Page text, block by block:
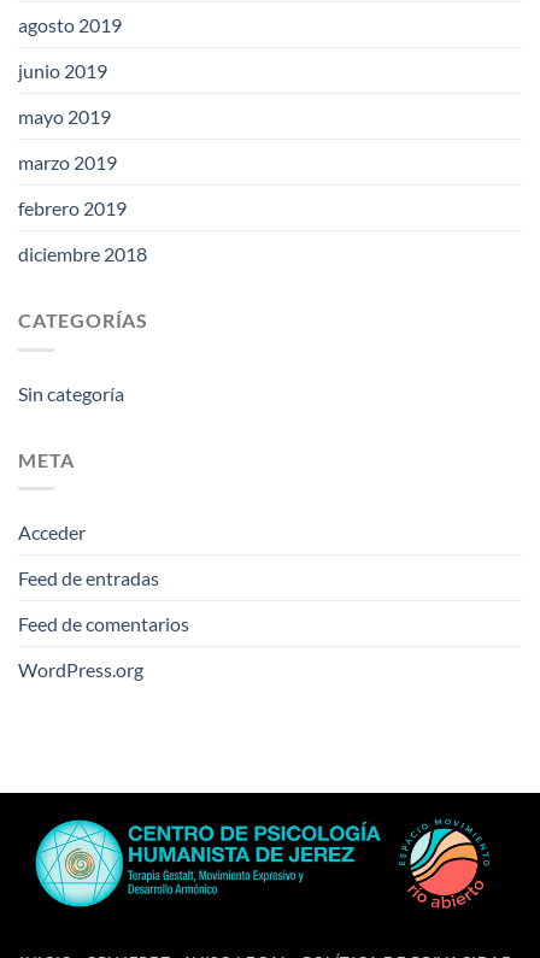
agosto 2019
junio 2019
mayo 2019
marzo 2019
febrero 2019
diciembre 2018
CATEGORÍAS
Sin categoría
META
Acceder
Feed de entradas
Feed de comentarios
WordPress.org